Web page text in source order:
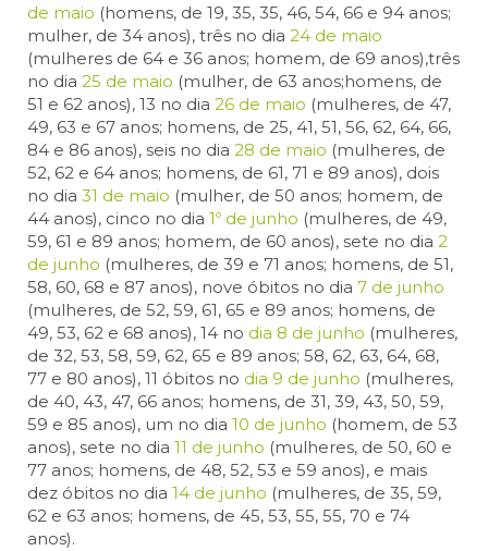
de maio (homens, de 19, 35, 35, 46, 54, 66 e 94 anos;
mulher, de 34 anos), três no dia 24 de maio
(mulheres de 64 e 36 anos; homem, de 69 anos),três
no dia 25 de maio (mulher, de 63 anos;homens, de
51 e 62 anos), 13 no dia 26 de maio (mulheres, de 47,
49, 63 e 67 anos; homens, de 25, 41, 51, 56, 62, 64, 66,
84 e 86 anos), seis no dia 28 de maio (mulheres, de
52, 62 e 64 anos; homens, de 61, 71 e 89 anos), dois
no dia 31 de maio (mulher, de 50 anos; homem, de
44 anos), cinco no dia 1º de junho (mulheres, de 49,
59, 61 e 89 anos; homem, de 60 anos), sete no dia 2
de junho (mulheres, de 39 e 71 anos; homens, de 51,
58, 60, 68 e 87 anos), nove óbitos no dia 7 de junho
(mulheres, de 52, 59, 61, 65 e 89 anos; homens, de
49, 53, 62 e 68 anos), 14 no dia 8 de junho (mulheres,
de 32, 53, 58, 59, 62, 65 e 89 anos; 58, 62, 63, 64, 68,
77 e 80 anos), 11 óbitos no dia 9 de junho (mulheres,
de 40, 43, 47, 66 anos; homens, de 31, 39, 43, 50, 59,
59 e 85 anos), um no dia 10 de junho (homem, de 53
anos), sete no dia 11 de junho (mulheres, de 50, 60 e
77 anos; homens, de 48, 52, 53 e 59 anos), e mais
dez óbitos no dia 14 de junho (mulheres, de 35, 59,
62 e 63 anos; homens, de 45, 53, 55, 55, 70 e 74
anos).